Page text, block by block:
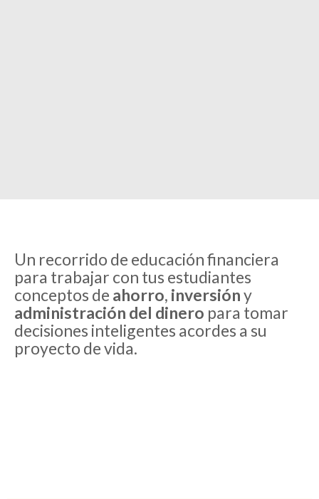
Un recorrido de educación financiera
para trabajar con tus estudiantes
conceptos de ahorro, inversióny
administración del dinero para tomar
decisiones inteligentes acordes a su
proyecto de vida.